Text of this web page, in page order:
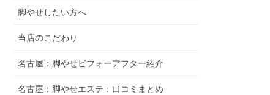
脚やせしたい方へ
当店のこだわり
名古屋：脚やせビフォーアフター紹介
名古屋：脚やせエステ：口コミまとめ